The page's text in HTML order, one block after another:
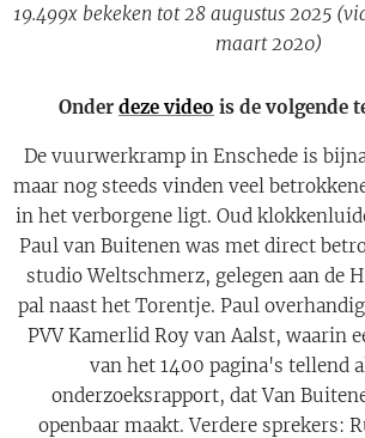
19.499x bekeken tot 28 augustus 2025
maart 2020)
Onder deze video is de volgende
De vuurwerkramp in Enschede is
maar nog steeds vinden veel
in het verborgene ligt. Oud
Paul van Buitenen was met direct
studio Weltschmerz, gelegen aan de
pal naast het Torentje. Paul
PVV Kamerlid Roy van Aalst, waarin
van het 1400 pagina's tellend
onderzoeksrapport, dat Van
openbaar maakt. Verdere sprekers: